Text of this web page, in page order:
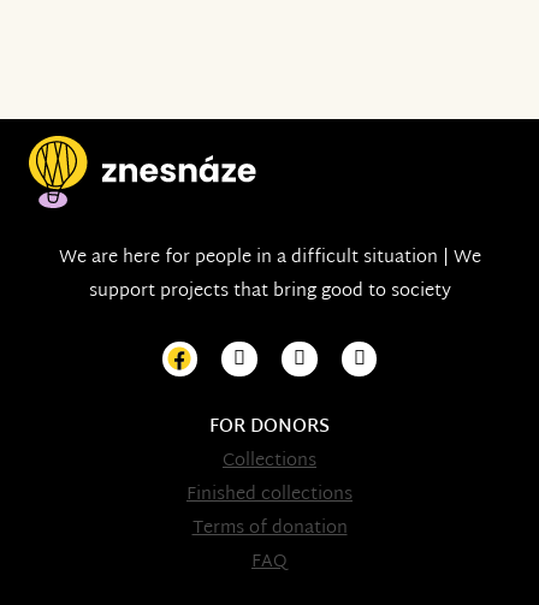
We are here for people in a difficult situation | We
support projects that bring good to society
FOR DONORS
Collections
Finished collections
Terms of donation
FAQ